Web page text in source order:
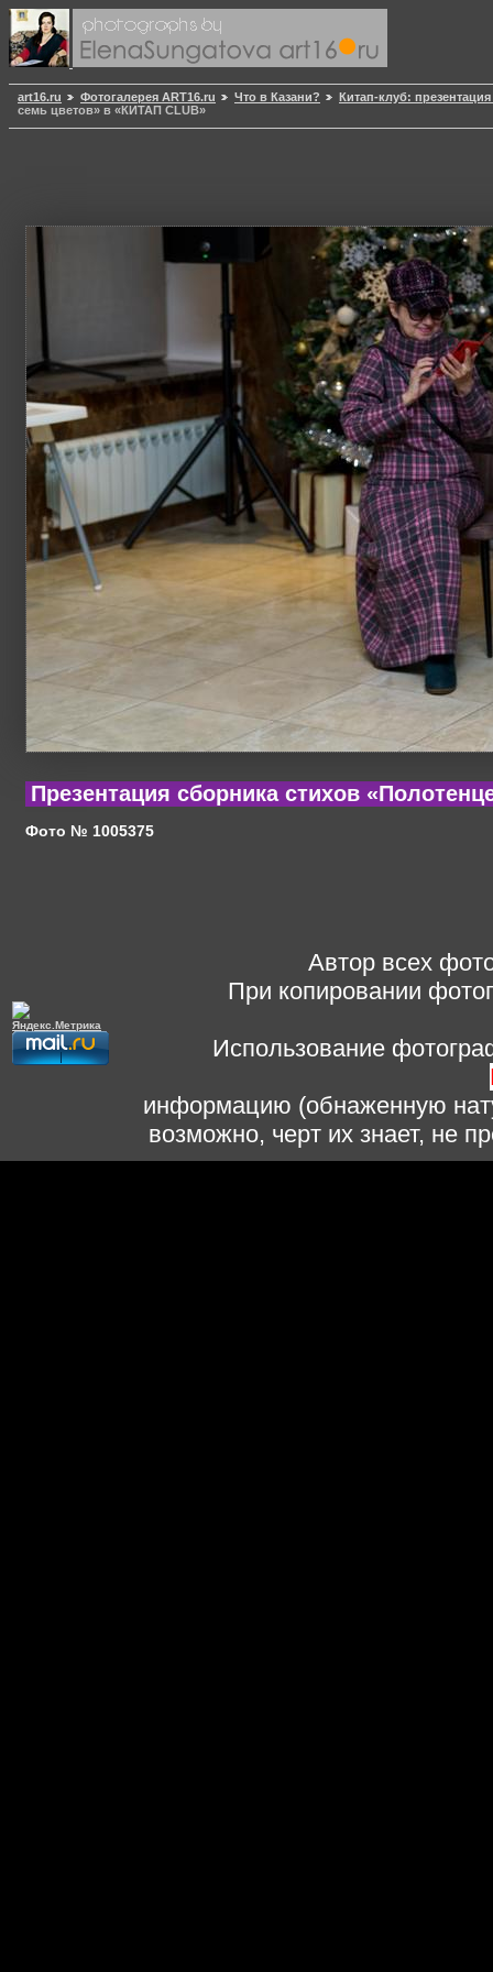
art16.ru Фотогалерея ART16.ru Что в Казани?
Китап-клуб:
семь цветов» в «КИТАП CLUB»
Презентация сборника стихов
Фото № 1005375
Автор всех
При копировании
Использование
информацию (обнаженную
возможно, черт их знает, не